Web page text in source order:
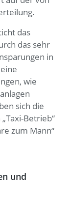
das
das sehr
in
wie
sich die
Betrieb“
zum Mann“
und